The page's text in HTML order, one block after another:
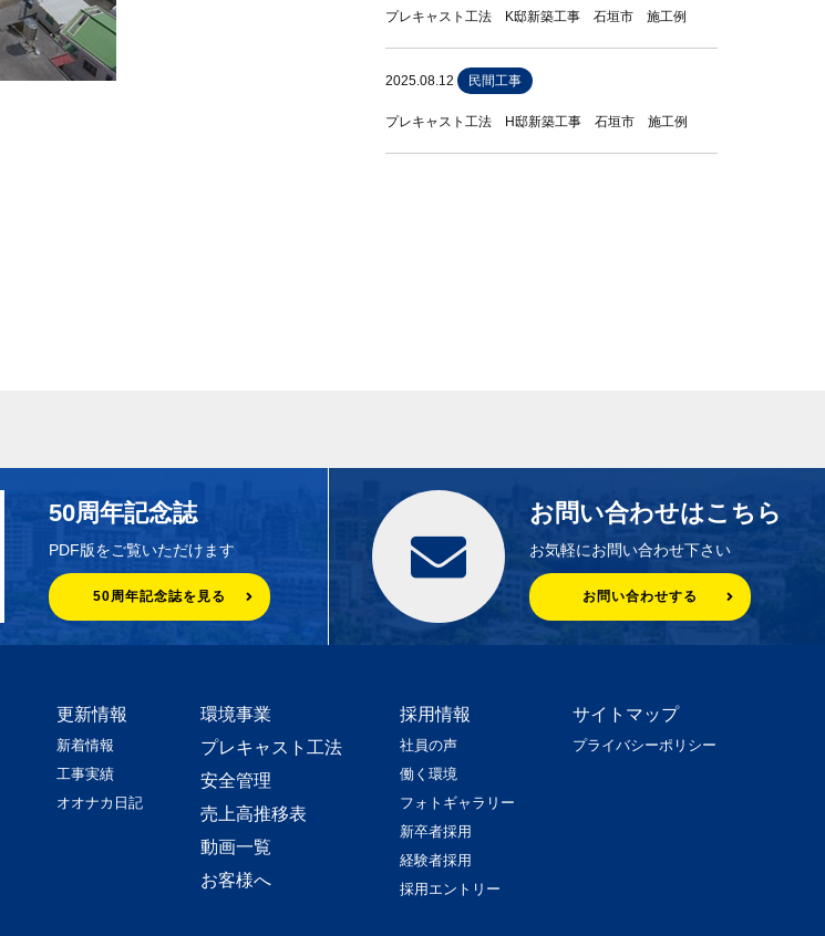
プレキャスト工法 K邸新築工事 石垣市 施工例
2025.08.12 民間工事
プレキャスト工法 H邸新築工事 石垣市 施工例
50周年記念誌
PDF版をご覧いただけます
50周年記念誌を見る
お問い合わせはこちら
お気軽にお問い合わせ下さい
お問い合わせする
更新情報
新着情報
工事実績
オオナカ日記
環境事業
プレキャスト工法
安全管理
売上高推移表
動画一覧
お客様へ
採用情報
社員の声
働く環境
フォトギャラリー
新卒者採用
経験者採用
採用エントリー
サイトマップ
プライバシーポリシー